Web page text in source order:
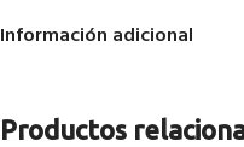
Información adicional
Productos